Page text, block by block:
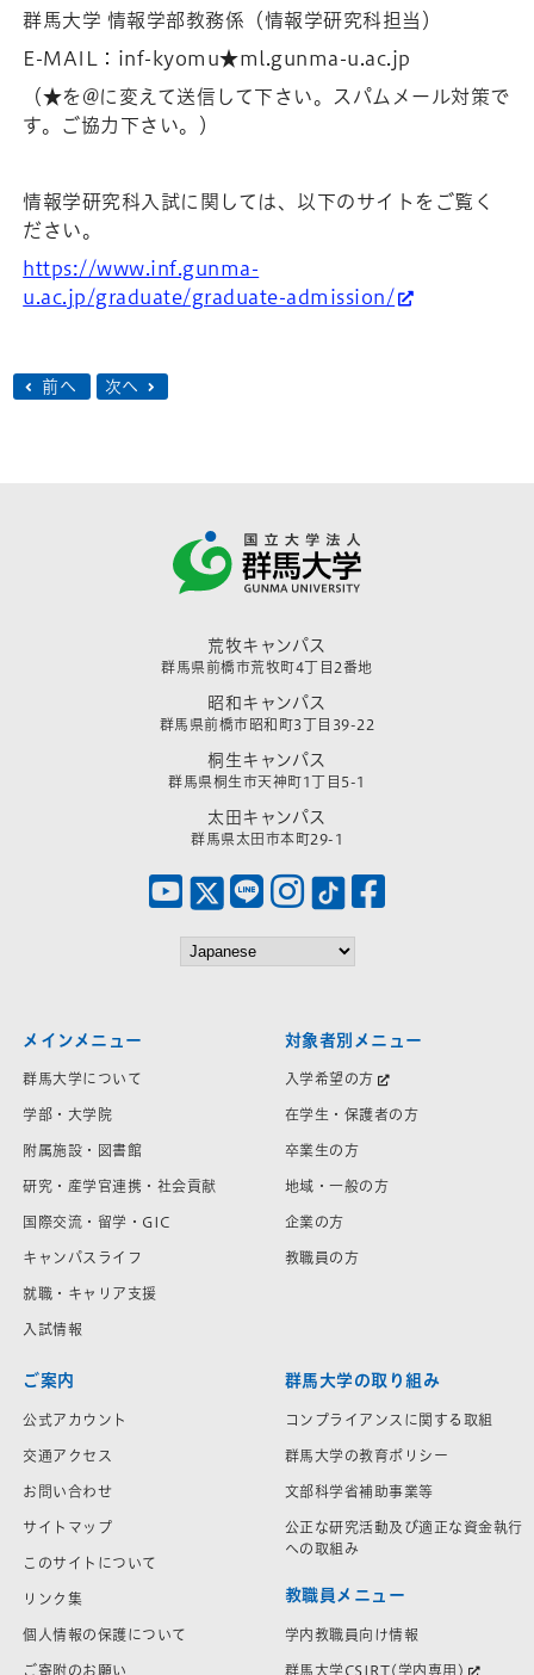
群馬大学 情報学部教務係（情報学研究科担当）
E-MAIL：inf-kyomu★ml.gunma-u.ac.jp
（★を@に変えて送信して下さい。スパムメール対策で
す。ご協力下さい。）
情報学研究科入試に関しては、以下のサイトをご覧く
ださい。
https://www.inf.gunma-
u.ac.jp/graduate/graduate-admission/
前へ 次へ
荒牧キャンパス
群馬県前橋市荒牧町4丁目2番地
昭和キャンパス
群馬県前橋市昭和町3丁目39-22
桐生キャンパス
群馬県桐生市天神町1丁目5-1
太田キャンパス
群馬県太田市本町29-1
メインメニュー
群馬大学について
学部・大学院
附属施設・図書館
研究・産学官連携・社会貢献
国際交流・留学・GIC
キャンパスライフ
就職・キャリア支援
入試情報
対象者別メニュー
入学希望の方
在学生・保護者の方
卒業生の方
地域・一般の方
企業の方
教職員の方
ご案内
公式アカウント
交通アクセス
お問い合わせ
サイトマップ
このサイトについて
リンク集
個人情報の保護について
ご寄附のお願い
群馬大学の取り組み
コンプライアンスに関する取組
群馬大学の教育ポリシー
文部科学省補助事業等
公正な研究活動及び適正な資金執行
への取組み
教職員メニュー
学内教職員向け情報
群馬大学CSIRT(学内専用)